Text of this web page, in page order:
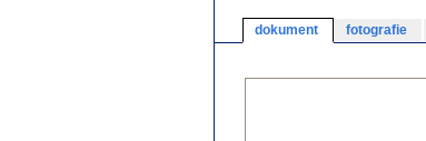
dokument fotografie